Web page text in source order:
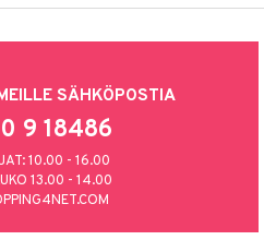
SÄHKÖPOSTIA
9 18486
10.00 - 16.00
13.00 - 14.00